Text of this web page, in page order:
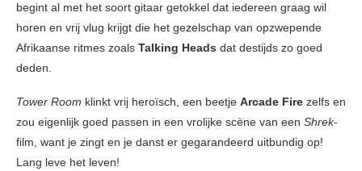
begint al met het soort gitaar getokkel dat iedereen graag wil
horen en vrij vlug krijgt die het gezelschap van opzwepende
Afrikaanse ritmes zoals Talking Heads dat destijds zo goed
deden.
Tower Room klinkt vrij heroïsch, een beetje Arcade Fire zelfs en
zou eigenlijk goed passen in een vrolijke scène van een Shrek-
film, want je zingt en je danst er gegarandeerd uitbundig op!
Lang leve het leven!